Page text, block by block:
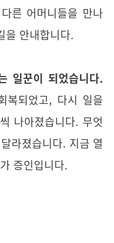
른 어머니들을 만나
을 안내합니다.
일꾼이 되었습니다.
복되었고, 다시 일을
나아졌습니다. 무엇
라졌습니다. 지금 열
증인입니다.